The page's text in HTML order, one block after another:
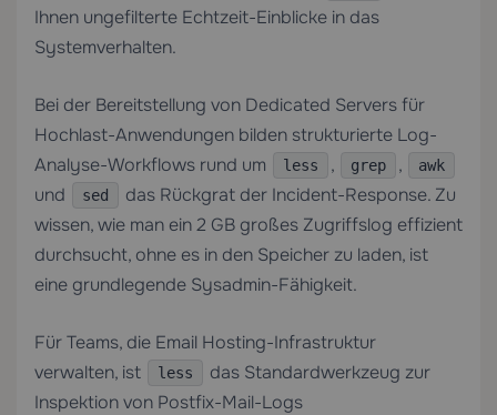
Ihnen ungefilterte Echtzeit-Einblicke in das
Systemverhalten.
Bei der Bereitstellung von Dedicated Serversfür
Hochlast-Anwendungen bilden strukturierte Log-
Analyse-Workflows rund um
less , grep , awk
und sed
das Rückgrat der Incident-Response. Zu
wissen, wie man ein 2 GB großes Zugriffslog effizient
durchsucht, ohne es in den Speicher zu laden, ist
eine grundlegende Sysadmin-Fähigkeit.
Für Teams, die Email Hosting-Infrastruktur
verwalten, ist
less
das Standardwerkzeug zur
Inspektion von Postfix-Mail-Logs